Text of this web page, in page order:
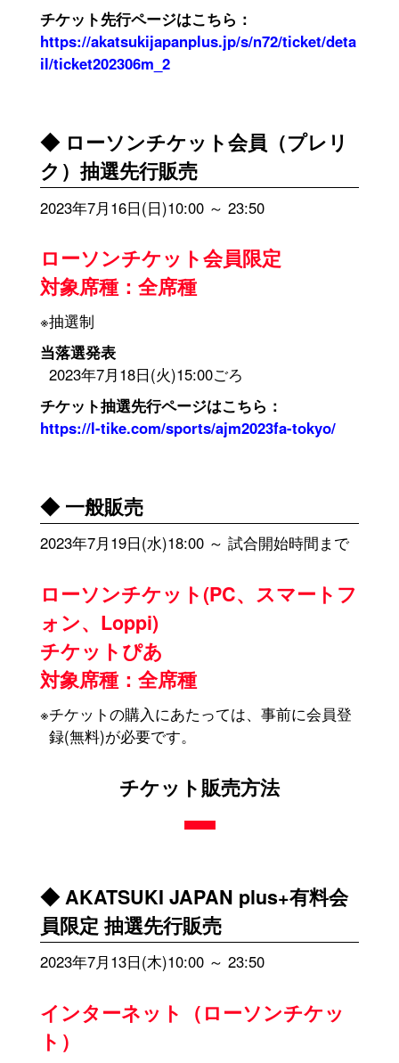
チケット先行ページはこちら：
https://akatsukijapanplus.jp/s/n72/ticket/deta
il/ticket202306m_2
◆ ローソンチケット会員（プレリ
ク）抽選先行販売
2023年7月16日(日)10:00 ～ 23:50
ローソンチケット会員限定
対象席種：全席種
※抽選制
当落選発表
2023年7月18日(火)15:00ごろ
チケット抽選先行ページはこちら：
https://l-tike.com/sports/ajm2023fa-tokyo/
◆ 一般販売
2023年7月19日(水)18:00 ～ 試合開始時間まで
ローソンチケット(PC、スマートフ
ォン、Loppi)
チケットぴあ
対象席種：全席種
※チケットの購入にあたっては、事前に会員登
録(無料)が必要です。
チケット販売方法
◆ AKATSUKI JAPAN plus+有料会
員限定 抽選先行販売
2023年7月13日(木)10:00 ～ 23:50
インターネット（ローソンチケッ
ト）